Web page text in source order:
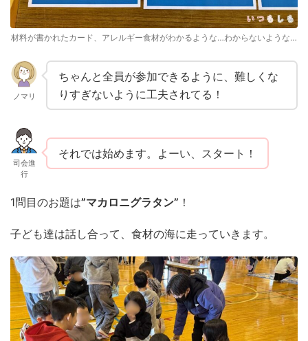
材料が書かれたカード、アレルギー食材がわかるような…わからないような…
ノマリ
ちゃんと全員が参加できるように、難しくな
りすぎないように工夫されてる！
司会進
行
それでは始めます。よーい、スタート！
1問目のお題は”マカロニグラタン” ！
子ども達は話し合って、食材の海に走っていきます。